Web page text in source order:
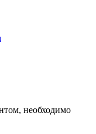
необходимо